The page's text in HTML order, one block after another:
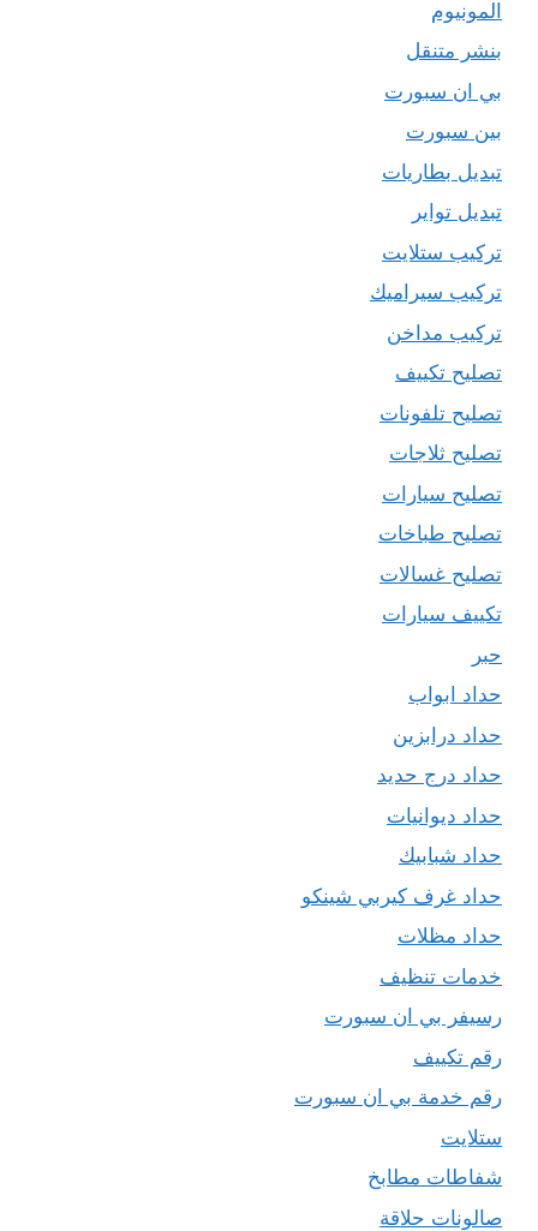
المونيوم
بنشر متنقل
بي ان سبورت
بين سبورت
تبديل بطاريات
تبديل تواير
تركيب ستلايت
تركيب سيراميك
تركيب مداخن
تصليح تكييف
تصليح تلفونات
تصليح ثلاجات
تصليح سيارات
تصليح طباخات
تصليح غسالات
تكييف سيارات
حبر
حداد ابواب
حداد درابزين
حداد درج حديد
حداد ديوانيات
حداد شبابيك
حداد غرف كيربي شينكو
حداد مظلات
خدمات تنظيف
رسيفر بي ان سبورت
رقم تكييف
رقم خدمة بي ان سبورت
ستلايت
شفاطات مطابخ
صالونات حلاقة